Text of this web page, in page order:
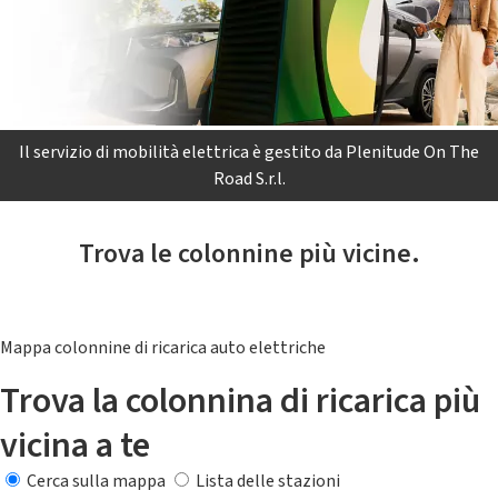
Il servizio di mobilità elettrica è gestito da Plenitude On The
Road S.r.l.
Trova le colonnine più vicine.
Mappa colonnine di ricarica auto elettriche
Trova la colonnina di ricarica più
vicina a te
Cerca sulla mappa
Lista delle stazioni